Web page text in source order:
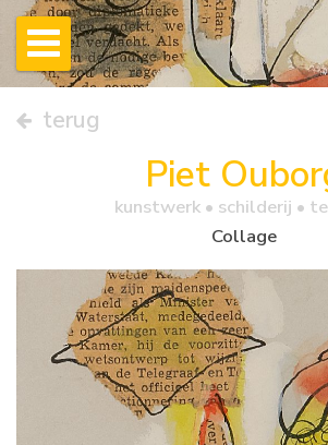
terug
Piet
kunstwerk • schilderij •
Collage